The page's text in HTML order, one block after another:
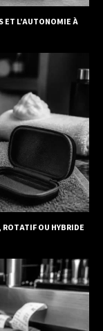
ET L’AUTONOMIE À
OU HYBRIDE